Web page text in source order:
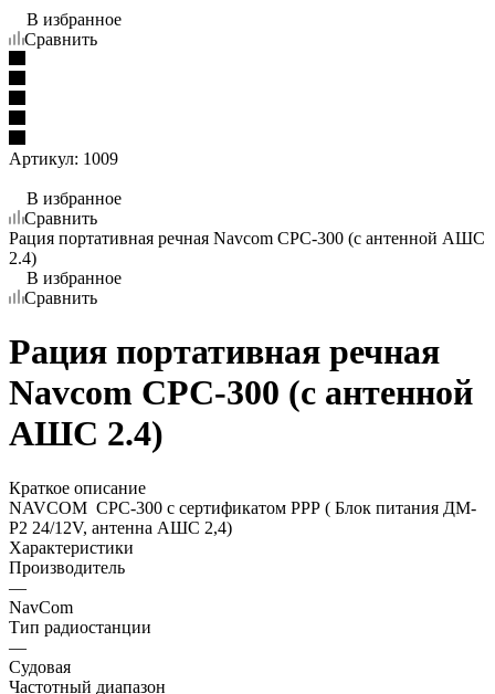
В избранное
Сравнить
Артикул: 1009
В избранное
Сравнить
Рация портативная речная Navcom CPC-300 (с антенной АШС
2.4)
В избранное
Сравнить
Рация портативная речная
Navcom CPC-300 (с антенной
АШС 2.4)
Краткое описание
NAVCOM CPC-300 с сертификатом РРР ( Блок питания ДМ-
Р2 24/12V, антенна АШС 2,4)
Характеристики
Производитель
—
NavCom
Тип радиостанции
—
Судовая
Частотный диапазон